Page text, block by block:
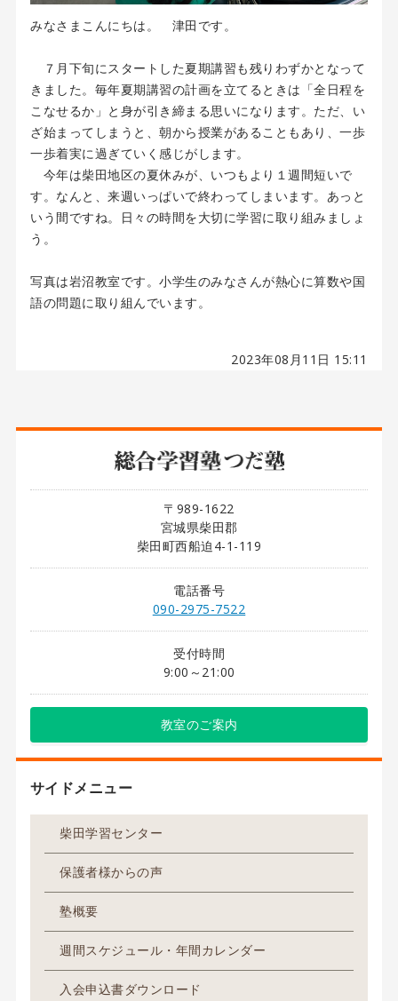
みなさまこんにちは。 津田です。
７月下旬にスタートした夏期講習も残りわずかとなって
きました。毎年夏期講習の計画を立てるときは「全日程を
こなせるか」と身が引き締まる思いになります。ただ、い
ざ始まってしまうと、朝から授業があることもあり、一歩
一歩着実に過ぎていく感じがします。
今年は柴田地区の夏休みが、いつもより１週間短いで
す。なんと、来週いっぱいで終わってしまいます。あっと
いう間ですね。日々の時間を大切に学習に取り組みましょ
う。
写真は岩沼教室です。小学生のみなさんが熱心に算数や国
語の問題に取り組んでいます。
2023年08月11日 15:11
〒989-1622
宮城県柴田郡
柴田町西船迫4-1-119
電話番号
090-2975-7522
受付時間
9:00～21:00
教室のご案内
サイドメニュー
柴田学習センター
保護者様からの声
塾概要
週間スケジュール・年間カレンダー
入会申込書ダウンロード